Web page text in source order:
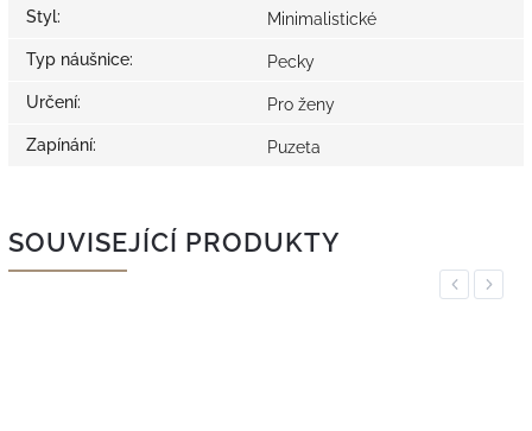
Styl: Minimalistické
Typ náušnice: Pecky
Určení: Pro ženy
Zapínání: Puzeta
SOUVISEJÍCÍ PRODUKTY
Previous
Next